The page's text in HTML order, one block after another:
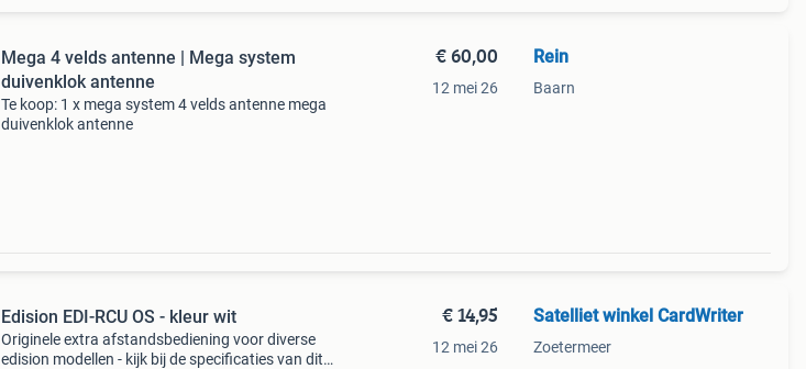
Mega 4 velds antenne | Mega system
duivenklok antenne
Te koop: 1 x mega system 4 velds antenne mega
duivenklok antenne
€ 60,00
12 mei 26
Rein
Baarn
Edision EDI-RCU OS - kleur wit
Originele extra afstandsbediening voor diverse
edision modellen - kijk bij de specificaties van dit
€ 14,95
12 mei 26
Satelliet winkel CardWriter
Zoetermeer